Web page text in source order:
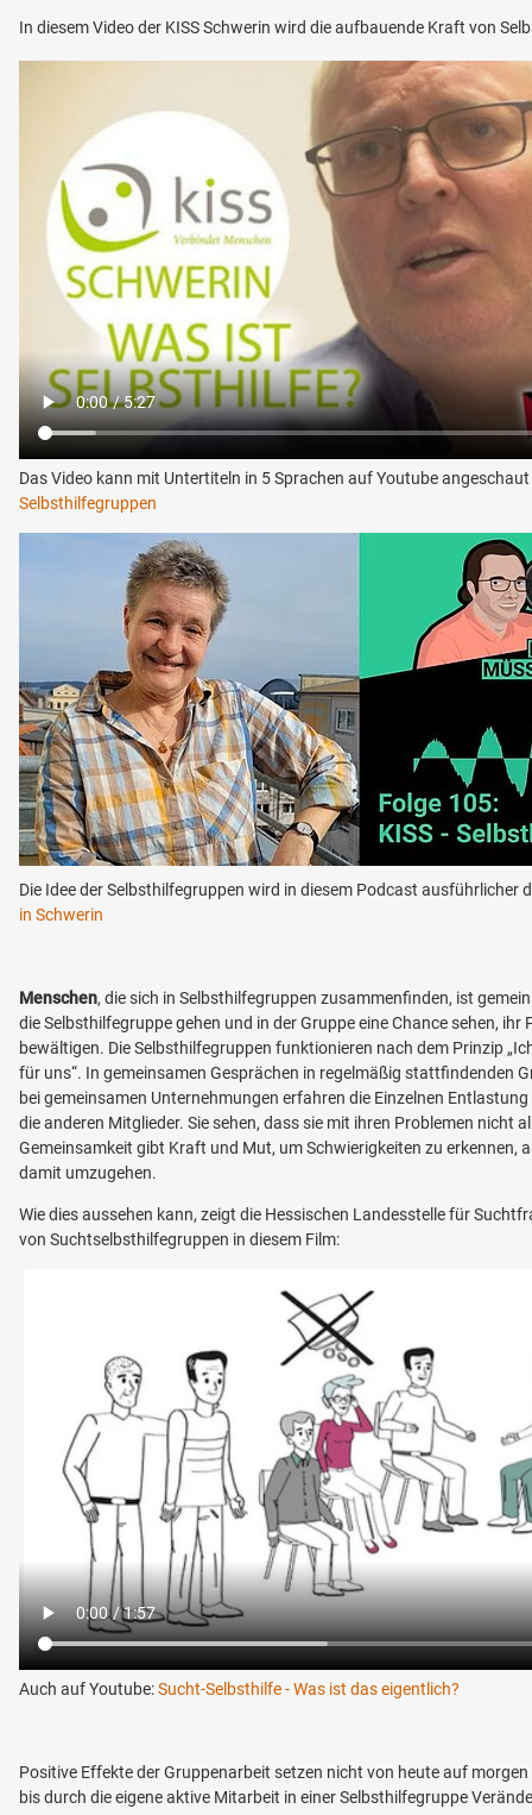
In diesem Video der KISS Schwerin wird die aufbauende Kraft von
Das Video kann mit Untertiteln in 5 Sprachen auf Youtube
Selbsthilfegruppen
Die Idee der Selbsthilfegruppen wird in diesem Podcast ausführlicher
in Schwerin
Menschen, die sich in Selbsthilfegruppen zusammenfinden, ist
die Selbsthilfegruppe gehen und in der Gruppe eine Chance sehen, ihr
bewältigen. Die Selbsthilfegruppen funktionieren nach dem Prinzip
für uns“. In gemeinsamen Gesprächen in regelmäßig stattfindenden
bei gemeinsamen Unternehmungen erfahren die Einzelnen
die anderen Mitglieder. Sie sehen, dass sie mit ihren Problemen nicht
Gemeinsamkeit gibt Kraft und Mut, um Schwierigkeiten zu erkennen,
damit umzugehen.
Wie dies aussehen kann, zeigt die Hessischen Landesstelle für
von Suchtselbsthilfegruppen in diesem Film:
Auch auf Youtube:Sucht-Selbsthilfe - Was ist das eigentlich?
Positive Effekte der Gruppenarbeit setzen nicht von heute auf morgen
bis durch die eigene aktive Mitarbeit in einer Selbsthilfegruppe